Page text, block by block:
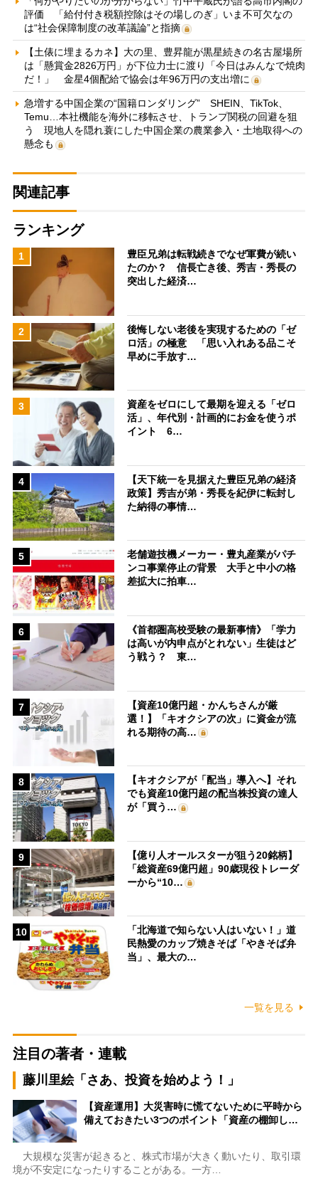
評価 「給付付き税額控除はその場しのぎ」いま不可欠なの
は“社会保障制度の改革議論”と指摘
【土俵に埋まるカネ】大の里、豊昇龍が黒星続きの名古屋場所
は「懸賞金2826万円」が下位力士に渡り「今日はみんなで焼肉
だ！」 金星4個配給で協会は年96万円の支出増に
急増する中国企業の“国籍ロンダリング” SHEIN、TikTok、
Temu…本社機能を海外に移転させ、トランプ関税の回避を狙
う 現地人を隠れ蓑にした中国企業の農業参入・土地取得への
懸念も
関連記事
ランキング
1
豊臣兄弟は転戦続きでなぜ軍費が続い
たのか？ 信長亡き後、秀吉・秀長の
突出した経済…
2
後悔しない老後を実現するための「ゼ
ロ活」の極意 「思い入れある品こそ
早めに手放す…
3
資産をゼロにして最期を迎える「ゼロ
活」、年代別・計画的にお金を使うポ
イント 6…
4
【天下統一を見据えた豊臣兄弟の経済
政策】秀吉が弟・秀長を紀伊に転封し
た納得の事情…
5
老舗遊技機メーカー・豊丸産業がパチ
ンコ事業停止の背景 大手と中小の格
差拡大に拍車…
6
《首都圏高校受験の最新事情》「学力
は高いが内申点がとれない」生徒はど
う戦う？ 東…
7
【資産10億円超・かんちさんが厳
選！】「キオクシアの次」に資金が流
れる期待の高…
8
【キオクシアが「配当」導入へ】それ
でも資産10億円超の配当株投資の達人
が「買う…
9
【億り人オールスターが狙う20銘柄】
「総資産69億円超」90歳現役トレーダ
ーから“10…
10
「北海道で知らない人はいない！」道
民熱愛のカップ焼きそば「やきそば弁
当」、最大の…
一覧を見る
注目の著者・連載
藤川里絵「さあ、投資を始めよう！」
【資産運用】大災害時に慌てないために平時から
備えておきたい3つのポイント「資産の棚卸し…
大規模な災害が起きると、株式市場が大きく動いたり、取引環
境が不安定になったりすることがある。一方…